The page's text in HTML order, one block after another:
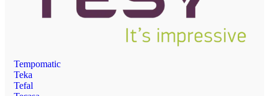
Tempomatic
Teka
Tefal